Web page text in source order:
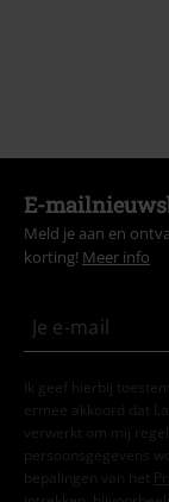
E-
Meld je aan en
korting! Meer info
Ik geef hierbij
ermee akkoord dat
verwerkt om mij
persoonsgegevens
bepalingen van het